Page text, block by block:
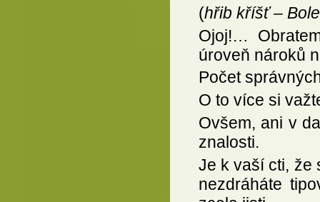
(hřib kříšť –
Ojoj!…
úroveň nároků
Počet
O to více si
Ovšem, ani v
znalosti.
Je k vaší cti, že
nezdráháte